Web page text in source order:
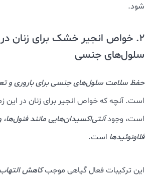
شود.
2. خواص انجیر خشک برای زنان
سلول‌های جنسی
حفظ سلامت سلول‌های جنسی برای باروری و
است. آنچه که خواص انجیر برای زنان در این
است، وجود
فلاونوئیدها است.
این ترکیبات فعال گیاهی موجب